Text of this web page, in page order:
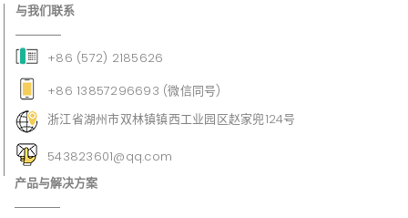
与我们联系
+86 (572) 2185626
+86 13857296693 (微信同号)
浙江省湖州市双林镇镇西工业园区赵家兜124号
543823601@qq.com
产品与解决方案